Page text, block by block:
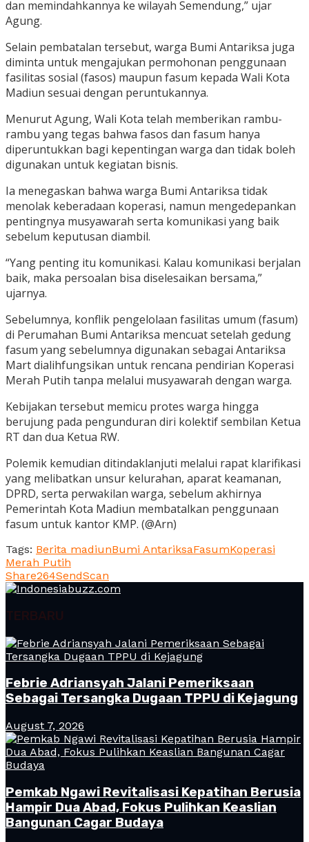
dan memindahkannya ke wilayah Semendung,” ujar
Agung.
Selain pembatalan tersebut, warga Bumi Antariksa juga
diminta untuk mengajukan permohonan penggunaan
fasilitas sosial (fasos) maupun fasum kepada Wali Kota
Madiun sesuai dengan peruntukannya.
Menurut Agung, Wali Kota telah memberikan rambu-
rambu yang tegas bahwa fasos dan fasum hanya
diperuntukkan bagi kepentingan warga dan tidak boleh
digunakan untuk kegiatan bisnis.
Ia menegaskan bahwa warga Bumi Antariksa tidak
menolak keberadaan koperasi, namun mengedepankan
pentingnya musyawarah serta komunikasi yang baik
sebelum keputusan diambil.
“Yang penting itu komunikasi. Kalau komunikasi berjalan
baik, maka persoalan bisa diselesaikan bersama,”
ujarnya.
Sebelumnya, konflik pengelolaan fasilitas umum (fasum)
di Perumahan Bumi Antariksa mencuat setelah gedung
fasum yang sebelumnya digunakan sebagai Antariksa
Mart dialihfungsikan untuk rencana pendirian Koperasi
Merah Putih tanpa melalui musyawarah dengan warga.
Kebijakan tersebut memicu protes warga hingga
berujung pada pengunduran diri kolektif sembilan Ketua
RT dan dua Ketua RW.
Polemik kemudian ditindaklanjuti melalui rapat klarifikasi
yang melibatkan unsur kelurahan, aparat keamanan,
DPRD, serta perwakilan warga, sebelum akhirnya
Pemerintah Kota Madiun membatalkan penggunaan
fasum untuk kantor KMP. (@Arn)
Tags: Berita madiunBumi AntariksaFasumKoperasi
Merah Putih
Share264SendScan
TERBARU
Febrie Adriansyah Jalani Pemeriksaan
Sebagai Tersangka Dugaan TPPU di Kejagung
August 7, 2026
Pemkab Ngawi Revitalisasi Kepatihan Berusia
Hampir Dua Abad, Fokus Pulihkan Keaslian
Bangunan Cagar Budaya